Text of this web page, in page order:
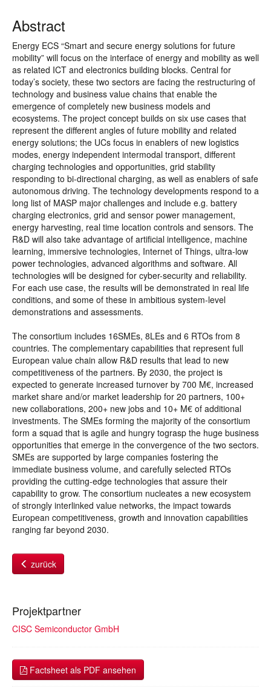
Abstract
Energy ECS “Smart and secure energy solutions for future
mobility” will focus on the interface of energy and mobility as well
as related ICT and electronics building blocks. Central for
today’s society, these two sectors are facing the restructuring of
technology and business value chains that enable the
emergence of completely new business models and
ecosystems. The project concept builds on six use cases that
represent the different angles of future mobility and related
energy solutions; the UCs focus in enablers of new logistics
modes, energy independent intermodal transport, different
charging technologies and opportunities, grid stability
responding to bi-directional charging, as well as enablers of safe
autonomous driving. The technology developments respond to a
long list of MASP major challenges and include e.g. battery
charging electronics, grid and sensor power management,
energy harvesting, real time location controls and sensors. The
R&D will also take advantage of artificial intelligence, machine
learning, immersive technologies, Internet of Things, ultra-low
power technologies, advanced algorithms and software. All
technologies will be designed for cyber-security and reliability.
For each use case, the results will be demonstrated in real life
conditions, and some of these in ambitious system-level
demonstrations and assessments.
The consortium includes 16SMEs, 8LEs and 6 RTOs from 8
countries. The complementary capabilities that represent full
European value chain allow R&D results that lead to new
competitiveness of the partners. By 2030, the project is
expected to generate increased turnover by 700 M€, increased
market share and/or market leadership for 20 partners, 100+
new collaborations, 200+ new jobs and 10+ M€ of additional
investments. The SMEs forming the majority of the consortium
form a squad that is agile and hungry tograsp the huge business
opportunities that emerge in the convergence of the two sectors.
SMEs are supported by large companies fostering the
immediate business volume, and carefully selected RTOs
providing the cutting-edge technologies that assure their
capability to grow. The consortium nucleates a new ecosystem
of strongly interlinked value networks, the impact towards
European competitiveness, growth and innovation capabilities
ranging far beyond 2030.
zurück
Projektpartner
CISC Semiconductor GmbH
Factsheet als PDF ansehen